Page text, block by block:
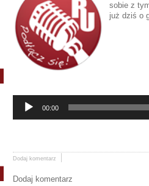
sobie z
już dziś o
00:00
Dodaj komentarz
Dodaj komentarz